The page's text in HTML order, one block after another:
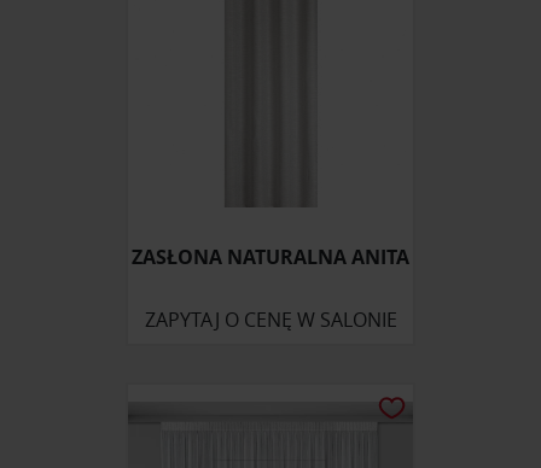
ZASŁONA NATURALNA ANITA
ZAPYTAJ O CENĘ W SALONIE